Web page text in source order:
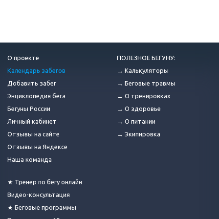
О проекте
Календарь забегов
Добавить забег
Энциклопедия бега
Бегуны России
Личный кабинет
Отзывы на сайте
Отзывы на Яндексе
Наша команда
★ Тренер по бегу онлайн
Видео-консультация
★ Беговые программы
ПОЛЕЗНОЕ БЕГУНУ:
→ Калькуляторы
→ Беговые травмы
→ О тренировках
→ О здоровье
→ О питании
→ Экипировка